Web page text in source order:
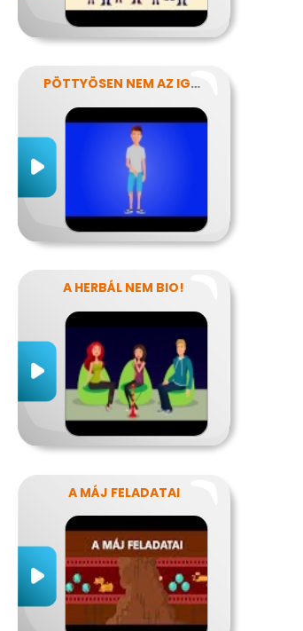
PÖTTYÖSEN NEM AZ IGAZI
A HERBÁL NEM BIO!
A MÁJ FELADATAI